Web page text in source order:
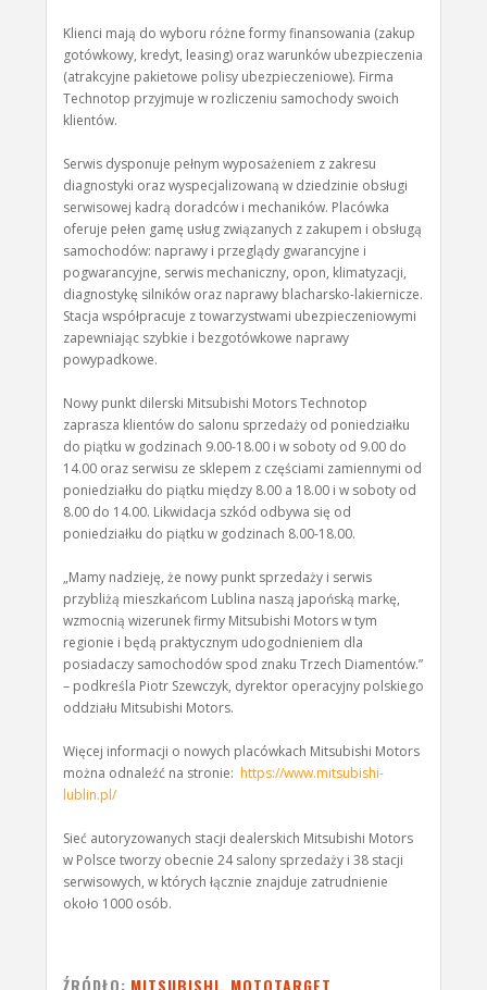
Klienci mają do wyboru różne formy finansowania (zakup
gotówkowy, kredyt, leasing) oraz warunków ubezpieczenia
(atrakcyjne pakietowe polisy ubezpieczeniowe). Firma
Technotop przyjmuje w rozliczeniu samochody swoich
klientów.
Serwis dysponuje pełnym wyposażeniem z zakresu
diagnostyki oraz wyspecjalizowaną w dziedzinie obsługi
serwisowej kadrą doradców i mechaników. Placówka
oferuje pełen gamę usług związanych z zakupem i obsługą
samochodów: naprawy i przeglądy gwarancyjne i
pogwarancyjne, serwis mechaniczny, opon, klimatyzacji,
diagnostykę silników oraz naprawy blacharsko-lakiernicze.
Stacja współpracuje z towarzystwami ubezpieczeniowymi
zapewniając szybkie i bezgotówkowe naprawy
powypadkowe.
Nowy punkt dilerski Mitsubishi Motors Technotop
zaprasza klientów do salonu sprzedaży od poniedziałku
do piątku w godzinach 9.00-18.00 i w soboty od 9.00 do
14.00 oraz serwisu ze sklepem z częściami zamiennymi od
poniedziałku do piątku między 8.00 a 18.00 i w soboty od
8.00 do 14.00. Likwidacja szkód odbywa się od
poniedziałku do piątku w godzinach 8.00-18.00.
„Mamy nadzieję, że nowy punkt sprzedaży i serwis
przybliżą mieszkańcom Lublina naszą japońską markę,
wzmocnią wizerunek firmy Mitsubishi Motors w tym
regionie i będą praktycznym udogodnieniem dla
posiadaczy samochodów spod znaku Trzech Diamentów.”
– podkreśla Piotr Szewczyk, dyrektor operacyjny polskiego
oddziału Mitsubishi Motors.
Więcej informacji o nowych placówkach Mitsubishi Motors
można odnaleźć na stronie: https://www.mitsubishi-
lublin.pl/
Sieć autoryzowanych stacji dealerskich Mitsubishi Motors
w Polsce tworzy obecnie 24 salony sprzedaży i 38 stacji
serwisowych, w których łącznie znajduje zatrudnienie
około 1000 osób.
ŹRÓDŁO: MITSUBISHI, MOTOTARGET